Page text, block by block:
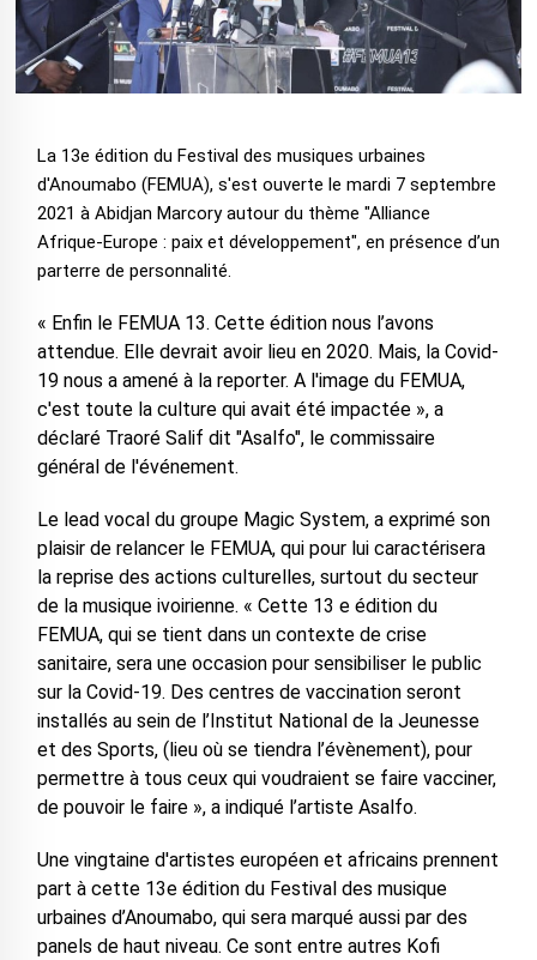
La 13e édition du Festival des musiques urbaines
d'Anoumabo (FEMUA), s'est ouverte le mardi 7 septembre
2021 à Abidjan Marcory autour du thème "Alliance
Afrique-Europe : paix et développement", en présence d’un
parterre de personnalité.
« Enfin le FEMUA 13. Cette édition nous l’avons
attendue. Elle devrait avoir lieu en 2020. Mais, la Covid-
19 nous a amené à la reporter. A l'image du FEMUA,
c'est toute la culture qui avait été impactée », a
déclaré Traoré Salif dit "Asalfo", le commissaire
général de l'événement.
Le lead vocal du groupe Magic System, a exprimé son
plaisir de relancer le FEMUA, qui pour lui caractérisera
la reprise des actions culturelles, surtout du secteur
de la musique ivoirienne. « Cette 13 e édition du
FEMUA, qui se tient dans un contexte de crise
sanitaire, sera une occasion pour sensibiliser le public
sur la Covid-19. Des centres de vaccination seront
installés au sein de l’Institut National de la Jeunesse
et des Sports, (lieu où se tiendra l’évènement), pour
permettre à tous ceux qui voudraient se faire vacciner,
de pouvoir le faire », a indiqué l’artiste Asalfo.
Une vingtaine d'artistes européen et africains prennent
part à cette 13e édition du Festival des musique
urbaines d’Anoumabo, qui sera marqué aussi par des
panels de haut niveau. Ce sont entre autres Kofi